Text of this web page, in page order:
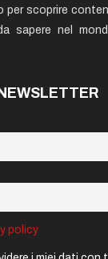
per scoprire
sapere nel
policy